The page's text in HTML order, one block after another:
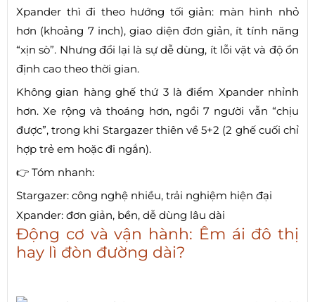
Xpander thì đi theo hướng tối giản: màn hình nhỏ
hơn (khoảng 7 inch), giao diện đơn giản, ít tính năng
“xịn sò”. Nhưng đổi lại là sự dễ dùng, ít lỗi vặt và độ ổn
định cao theo thời gian.
Không gian hàng ghế thứ 3 là điểm Xpander nhỉnh
hơn. Xe rộng và thoáng hơn, ngồi 7 người vẫn “chịu
được”, trong khi Stargazer thiên về 5+2 (2 ghế cuối chỉ
hợp trẻ em hoặc đi ngắn).
👉 Tóm nhanh:
Stargazer: công nghệ nhiều, trải nghiệm hiện đại
Xpander: đơn giản, bền, dễ dùng lâu dài
Động cơ và vận hành: Êm ái đô thị
hay lì đòn đường dài?